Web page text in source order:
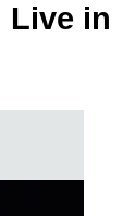
Live in